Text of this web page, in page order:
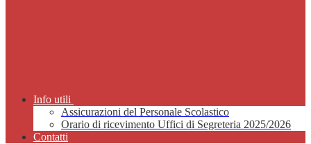
Info utili
Assicurazioni del Personale Scolastico
Orario di ricevimento Uffici di Segreteria 2025/2026
Contatti